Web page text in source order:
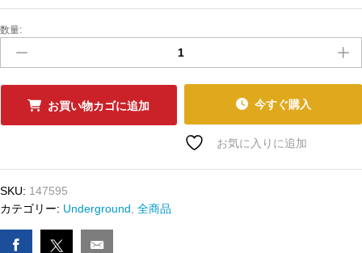
新
ﾚ
ｺ
ﾄﾞ
/
LAMBSLAUGHTER
数
数量:
お買い物カゴに追加 今すぐ購入
お気に入りに追加
SKU: 147595
カテゴリー: Underground 全商品